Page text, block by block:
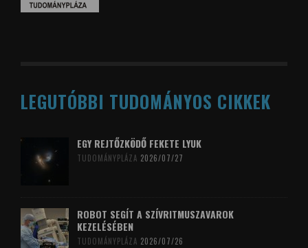
LEGUTÓBBI TUDOMÁNYOS CIKKEK
EGY REJTŐZKÖDŐ FEKETE LYUK
TUDOMÁNYPLÁZA 2026/07/27
ROBOT SEGÍT A SZÍVRITMUSZAVAROK
KEZELÉSÉBEN
TUDOMÁNYPLÁZA 2026/07/26